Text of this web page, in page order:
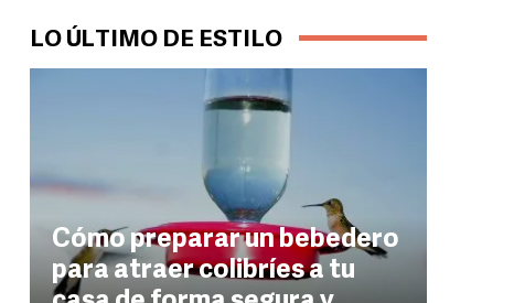
LO ÚLTIMO DE ESTILO
Cómo preparar un bebedero
para atraer colibríes a tu